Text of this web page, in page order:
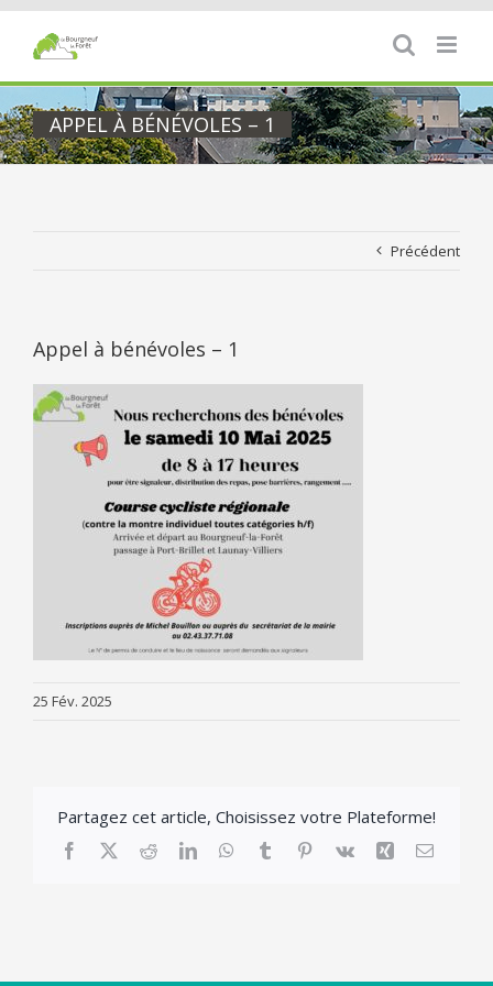
Passer
contenu
APPEL À BÉNÉVOLES – 1
Précédent
Appel à bénévoles – 1
25 Fév. 2025
Partagez cet article, Choisissez votre Plateforme!
Facebook
X RedditLinkedInWhatsApp
TumblrPinterest
Vk Xing Email